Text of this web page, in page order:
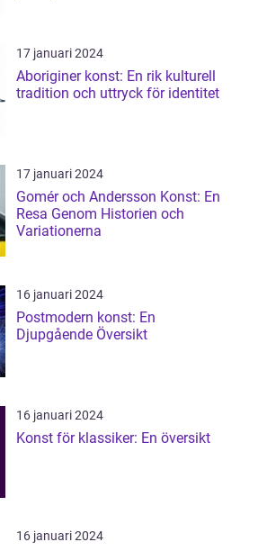
17 januari 2024
Aboriginer konst: En rik kulturell
tradition och uttryck för identitet
17 januari 2024
Gomér och Andersson Konst: En
Resa Genom Historien och
Variationerna
16 januari 2024
Postmodern konst: En
Djupgående Översikt
16 januari 2024
Konst för klassiker: En översikt
16 januari 2024